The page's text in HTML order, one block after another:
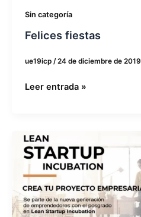
Sin categoría
Felices fiestas
ue19icp /24 de diciembre de 2019
Leer entrada »
Presentamos
la
primera
edición
del
programa